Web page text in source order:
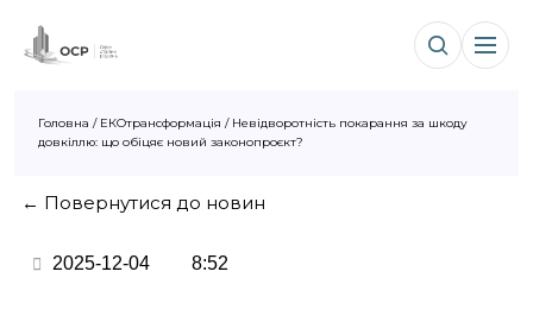
Головна / ЕКОтрансформація / Невідворотність покарання за шкоду
довкіллю: що обіцяє новий законопроєкт?
← Повернутися до новин
2025-12-04 8:52